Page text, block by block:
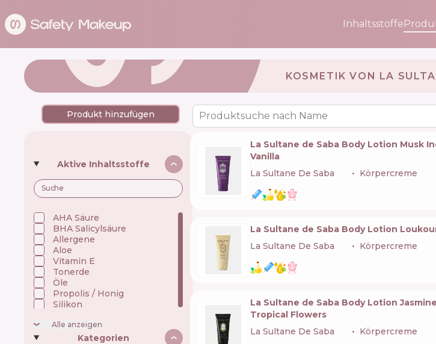
Inhaltsstoffe
KOSMETIK VON LA
Produkt hinzufügen
Aktive Inhaltsstoffe
AHA Säure
BHA Salicylsäure
Allergene
Aloe
Vitamin E
Tonerde
Öle
Propolis / Honig
Silikon
Alle anzeigen
Kategorien
Produktsuche nach Name
La Sultane de Saba Body Lotion Musk
Vanilla
La Sultane De Saba
Körpercreme
La Sultane de Saba Body Lotion
La Sultane De Saba
Körpercreme
La Sultane de Saba Body Lotion
Tropical Flowers
La Sultane De Saba
Körpercreme